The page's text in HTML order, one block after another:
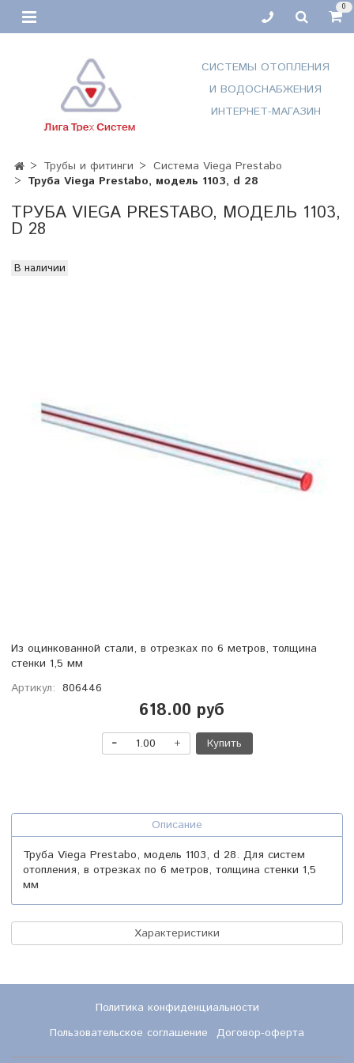
0
СИСТЕМЫ ОТОПЛЕНИЯ
И ВОДОСНАБЖЕНИЯ
ИНТЕРНЕТ-МАГАЗИН
Трубы и фитинги
Система Viega Prestabo
Труба Viega Prestabo, модель 1103, d 28
ТРУБА VIEGA PRESTABO, МОДЕЛЬ 1103,
D 28
В наличии
Из оцинкованной стали, в отрезках по 6 метров, толщина
стенки 1,5 мм
Артикул: 806446
618.00 руб
Купить
Описание
Труба Viega Prestabo, модель 1103, d 28. Для систем
отопления, в отрезках по 6 метров, толщина стенки 1,5
мм
Характеристики
Политика конфиденциальности
Пользовательское соглашение
Договор-оферта